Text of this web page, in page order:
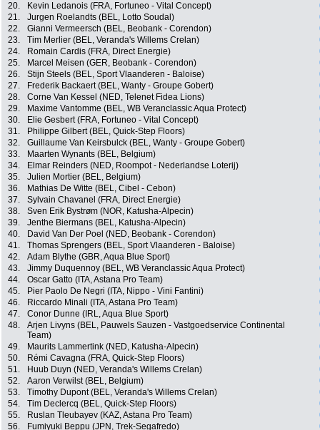
20.
Kevin Ledanois (FRA, Fortuneo - Vital Concept)
21.
Jurgen Roelandts (BEL, Lotto Soudal)
22.
Gianni Vermeersch (BEL, Beobank - Corendon)
23.
Tim Merlier (BEL, Veranda's Willems Crelan)
24.
Romain Cardis (FRA, Direct Energie)
25.
Marcel Meisen (GER, Beobank - Corendon)
26.
Stijn Steels (BEL, Sport Vlaanderen - Baloise)
27.
Frederik Backaert (BEL, Wanty - Groupe Gobert)
28.
Corne Van Kessel (NED, Telenet Fidea Lions)
29.
Maxime Vantomme (BEL, WB Veranclassic Aqua Protect)
30.
Elie Gesbert (FRA, Fortuneo - Vital Concept)
31.
Philippe Gilbert (BEL, Quick-Step Floors)
32.
Guillaume Van Keirsbulck (BEL, Wanty - Groupe Gobert)
33.
Maarten Wynants (BEL, Belgium)
34.
Elmar Reinders (NED, Roompot - Nederlandse Loterij)
35.
Julien Mortier (BEL, Belgium)
36.
Mathias De Witte (BEL, Cibel - Cebon)
37.
Sylvain Chavanel (FRA, Direct Energie)
38.
Sven Erik Bystrøm (NOR, Katusha-Alpecin)
39.
Jenthe Biermans (BEL, Katusha-Alpecin)
40.
David Van Der Poel (NED, Beobank - Corendon)
41.
Thomas Sprengers (BEL, Sport Vlaanderen - Baloise)
42.
Adam Blythe (GBR, Aqua Blue Sport)
43.
Jimmy Duquennoy (BEL, WB Veranclassic Aqua Protect)
44.
Oscar Gatto (ITA, Astana Pro Team)
45.
Pier Paolo De Negri (ITA, Nippo - Vini Fantini)
46.
Riccardo Minali (ITA, Astana Pro Team)
47.
Conor Dunne (IRL, Aqua Blue Sport)
48.
Arjen Livyns (BEL, Pauwels Sauzen - Vastgoedservice Continental
Team)
49. Maurits Lammertink (NED, Katusha-Alpecin)
50.
Rémi Cavagna (FRA, Quick-Step Floors)
51.
Huub Duyn (NED, Veranda's Willems Crelan)
52.
Aaron Verwilst (BEL, Belgium)
53.
Timothy Dupont (BEL, Veranda's Willems Crelan)
54.
Tim Declercq (BEL, Quick-Step Floors)
55.
Ruslan Tleubayev (KAZ, Astana Pro Team)
56.
Fumiyuki Beppu (JPN, Trek-Segafredo)